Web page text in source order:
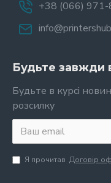
+38 (066)
Будьте завжди
Будьте в курсі
розсилку
Я прочитав Договір